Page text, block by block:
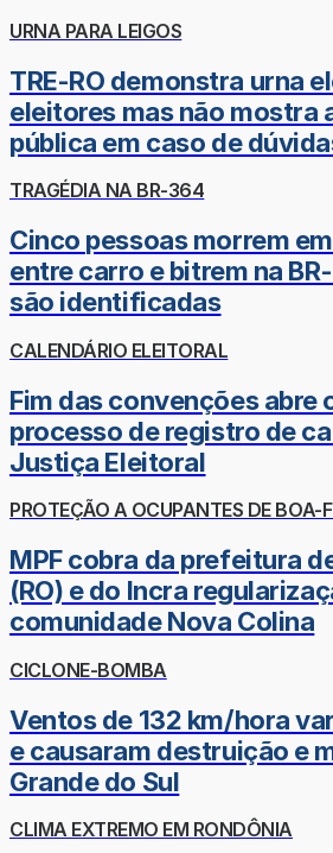
URNA PARA LEIGOS
TRE-RO demonstra urna
eleitores mas não mostra
pública em caso de
TRAGÉDIA NA BR-364
Cinco pessoas morrem
entre carro e bitrem na
são identificadas
CALENDÁRIO ELEITORAL
Fim das convenções abre
processo de registro de
Justiça Eleitoral
PROTEÇÃO A OCUPANTES DE BOA-
MPF cobra da prefeitura
(RO) e do Incra
comunidade Nova Colina
CICLONE-BOMBA
Ventos de 132 km/hora
e causaram destruição e
Grande do Sul
CLIMA EXTREMO EM RONDÔNIA